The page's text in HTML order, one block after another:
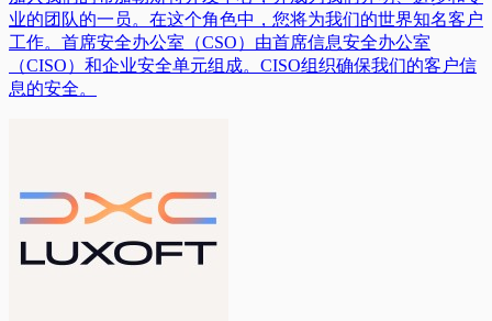
业的团队的一员。在这个角色中，您将为我们的世界知名客户
工作。首席安全办公室（CSO）由首席信息安全办公室
（CISO）和企业安全单元组成。CISO组织确保我们的客户信
息的安全。